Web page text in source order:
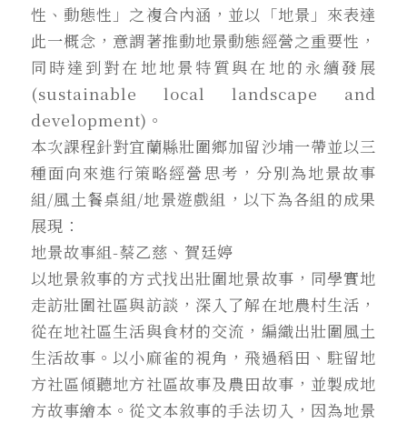
性、動態性」之複合內涵，並以「地景」來表達
此一概念，意謂著推動地景動態經營之重要性，
同時達到對在地地景特質與在地的永續發展
(sustainable local landscape and
development)。
本次課程針對宜蘭縣壯圍鄉加留沙埔一帶並以三
種面向來進行策略經營思考，分別為地景故事
組/風土餐桌組/地景遊戲組，以下為各組的成果
展現：
地景故事組-蔡乙慈、賀廷婷
以地景敘事的方式找出壯圍地景故事，同學實地
走訪壯圍社區與訪談，深入了解在地農村生活，
從在地社區生活與食材的交流，編織出壯圍風土
生活故事。以小麻雀的視角，飛過稻田、駐留地
方社區傾聽地方社區故事及農田故事，並製成地
方故事繪本。從文本敘事的手法切入，因為地景